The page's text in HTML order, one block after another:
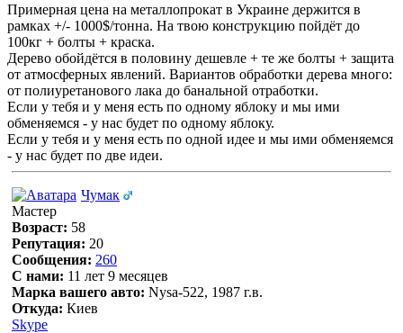
Примерная цена на металлопрокат в Украине держится в
рамках +/- 1000$/тонна. На твою конструкцию пойдёт до
100кг + болты + краска.
Дерево обойдётся в половину дешевле + те же болты + защита
от атмосферных явлений. Вариантов обработки дерева много:
от полиуретанового лака до банальной отработки.
Если у тебя и у меня есть по одному яблоку и мы ими
обменяемся - у нас будет по одному яблоку.
Если у тебя и у меня есть по одной идее и мы ими обменяемся
- у нас будет по две идеи.
Чумак
Мастер
Возраст: 58
Репутация: 20
Сообщения: 260
С нами: 11 лет 9 месяцев
Марка вашего авто: Nysa-522, 1987 г.в.
Откуда: Киев
Skype